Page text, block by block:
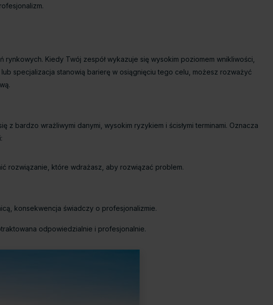
Kiedy Twój zespół wykazuje się wysokim poziomem wnikliwości,
specjalizacja stanowią barierę w osiągnięciu tego celu, możesz rozważyć
bardzo wrażliwymi danymi, wysokim ryzykiem i ścisłymi terminami. Oznacza
rozwiązanie, które wdrażasz, aby rozwiązać problem.
konsekwencja świadczy o profesjonalizmie.
odpowiedzialnie i profesjonalnie.